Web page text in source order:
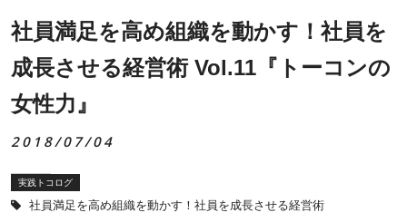
社員満足を高め組織を動かす！社員を
成長させる経営術 Vol.11『トーコンの
女性力』
2018/07/04
実践トコログ
社員満足を高め組織を動かす！社員を成長させる経営術